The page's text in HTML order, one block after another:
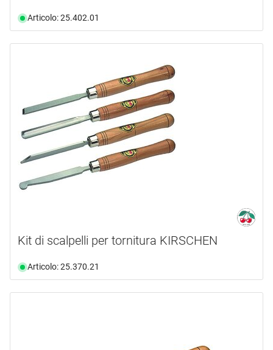
Articolo: 25.402.01
Kit di scalpelli per tornitura KIRSCHEN
Articolo: 25.370.21